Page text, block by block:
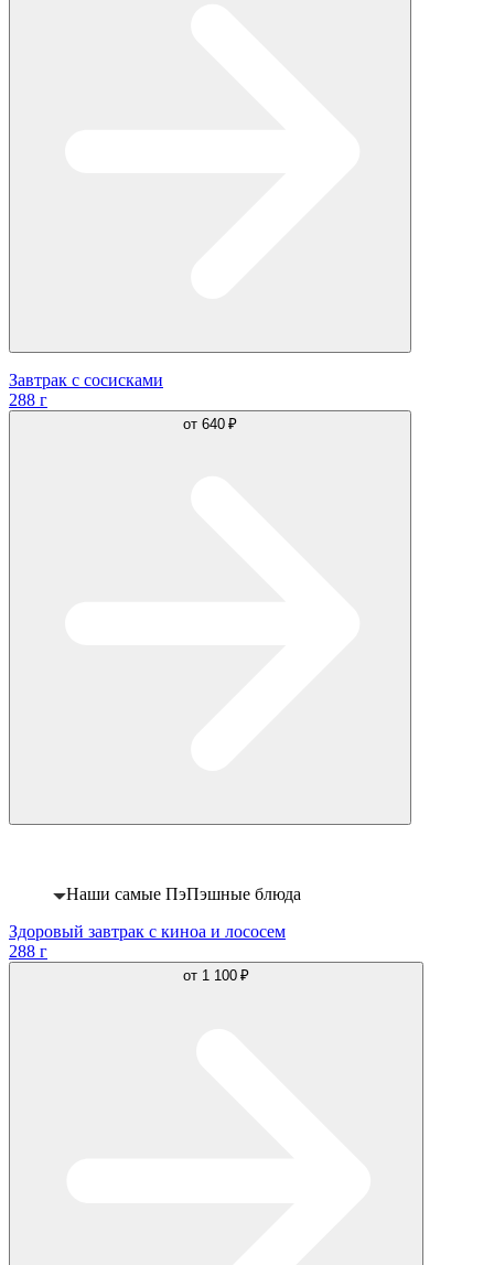
Завтрак с сосисками
288 г
от 640 ₽
Наши самые ПэПэшные блюда
Здоровый завтрак с киноа и лососем
288 г
от 1 100 ₽